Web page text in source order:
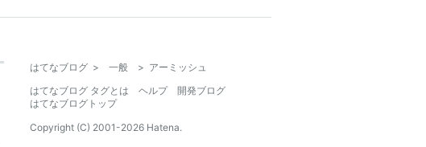
はてなブログ > 一般 > アーミッシュ
はてなブログ タグとは
ヘルプ
開発ブログ
はてなブログトップ
Copyright (C) 2001-2026 Hatena.